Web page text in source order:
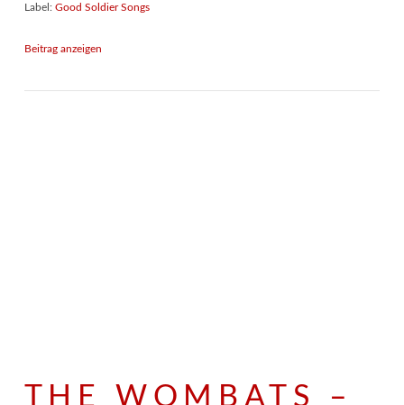
Label: Good Soldier Songs
Beitrag anzeigen
THE WOMBATS –